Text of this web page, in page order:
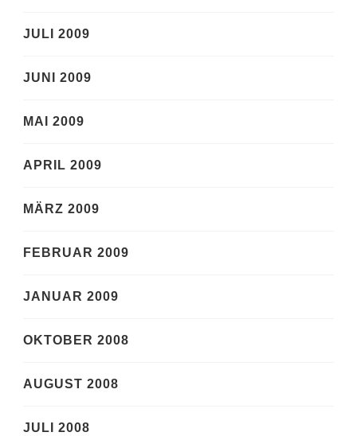
JULI 2009
JUNI 2009
MAI 2009
APRIL 2009
MÄRZ 2009
FEBRUAR 2009
JANUAR 2009
OKTOBER 2008
AUGUST 2008
JULI 2008